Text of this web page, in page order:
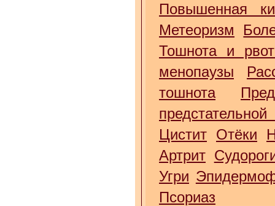
Повышенная
Метеоризм
Тошнота и
менопаузы
тошнота
Цистит Отёки
Артрит
Угри
Псориаз